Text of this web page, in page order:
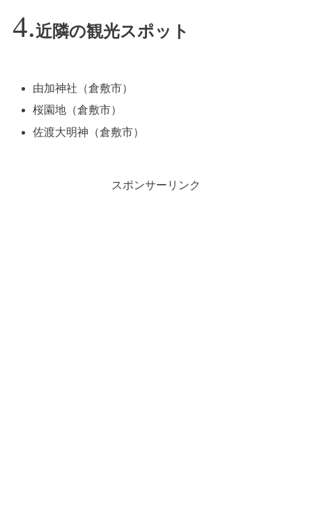
近隣の観光スポット
由加神社（倉敷市）
桜園地（倉敷市）
佐渡大明神（倉敷市）
スポンサーリンク